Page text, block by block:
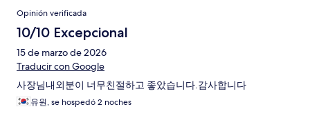
Opinión verificada
10/10 Excepcional
15 de marzo de 2026
Traducir con Google
사장님내외분이 너무친절하고 좋았습니다.감사합니다
유원, se hospedó 2 noches